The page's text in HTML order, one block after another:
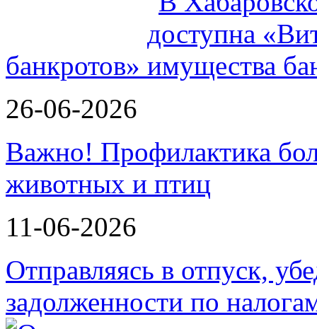
банкротов»
26-06-2026
Важно! Профилактика
животных и птиц
11-06-2026
Отправляясь в отпуск,
задолженности по